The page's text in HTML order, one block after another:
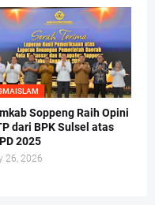
Soppeng Raih Opini
dari BPK Sulsel atas
2025
26, 2026